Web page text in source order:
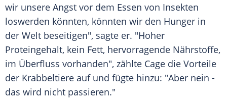
wir unsere Angst vor dem Essen von Insekten
loswerden könnten, könnten wir den Hunger in
der Welt beseitigen", sagte er. "Hoher
Proteingehalt, kein Fett, hervorragende Nährstoffe,
im Überfluss vorhanden", zählte Cage die Vorteile
der Krabbeltiere auf und fügte hinzu: "Aber nein -
das wird nicht passieren."